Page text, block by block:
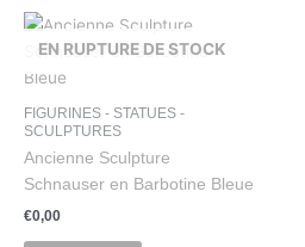
EN RUPTURE DE STOCK
FIGURINES - STATUES -
SCULPTURES
Ancienne Sculpture
Schnauser en Barbotine Bleue
€0,00